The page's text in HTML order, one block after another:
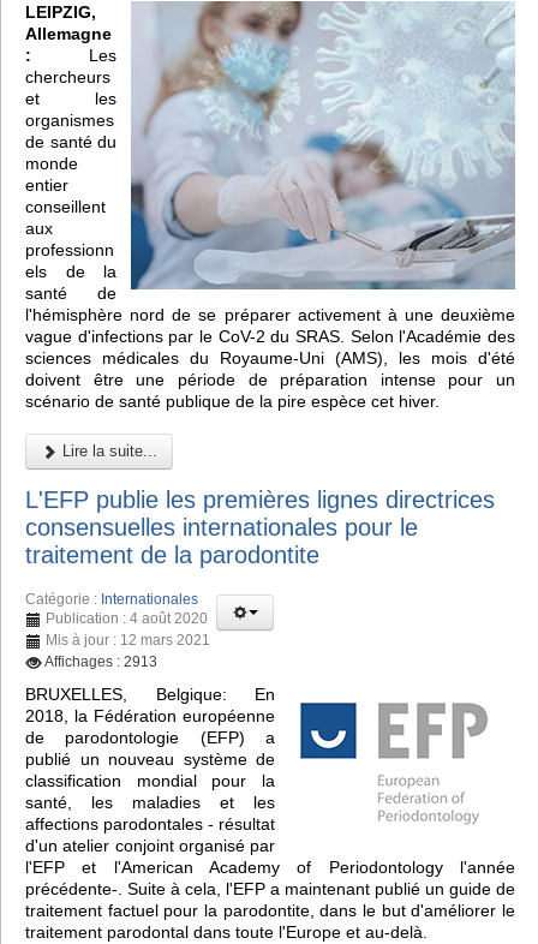
LEIPZIG,
Allemagne
: Les
chercheurs
et les
organismes
de santé du
monde
entier
conseillent
aux
professionn
els de la
santé de
l'hémisphère nord de se préparer activement à une deuxième
vague d'infections par le CoV-2 du SRAS. Selon l'Académie des
sciences médicales du Royaume-Uni (AMS), les mois d'été
doivent être une période de préparation intense pour un
scénario de santé publique de la pire espèce cet hiver.
Lire la suite...
L'EFP publie les premières lignes directrices
consensuelles internationales pour le
traitement de la parodontite
Catégorie : Internationales
Publication : 4 août 2020
Mis à jour : 12 mars 2021
Affichages : 2913
BRUXELLES, Belgique: En
2018, la Fédération européenne
de parodontologie (EFP) a
publié un nouveau système de
classification mondial pour la
santé, les maladies et les
affections parodontales - résultat
d'un atelier conjoint organisé par
l'EFP et l'American Academy of Periodontology l'année
précédente-. Suite à cela, l'EFP a maintenant publié un guide de
traitement factuel pour la parodontite, dans le but d'améliorer le
traitement parodontal dans toute l'Europe et au-delà.